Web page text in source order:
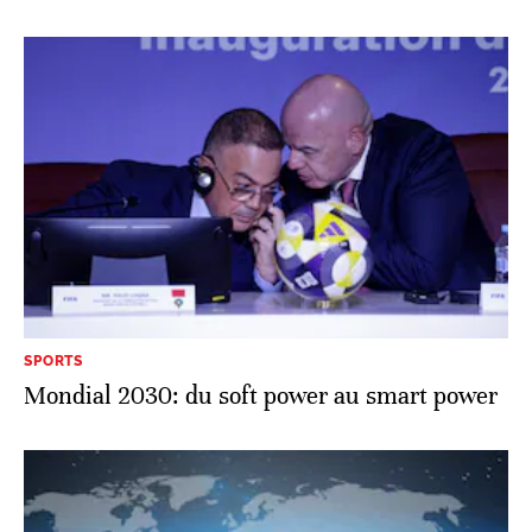
SPORTS
Mondial 2030: du soft power au smart power